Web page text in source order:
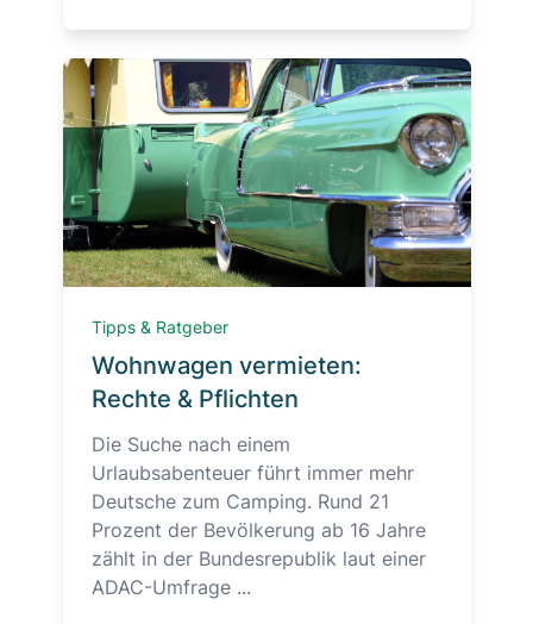
Tipps & Ratgeber
Wohnwagen vermieten:
Rechte & Pflichten
Die Suche nach einem
Urlaubsabenteuer führt immer mehr
Deutsche zum Camping. Rund 21
Prozent der Bevölkerung ab 16 Jahre
zählt in der Bundesrepublik laut einer
ADAC-Umfrage ...